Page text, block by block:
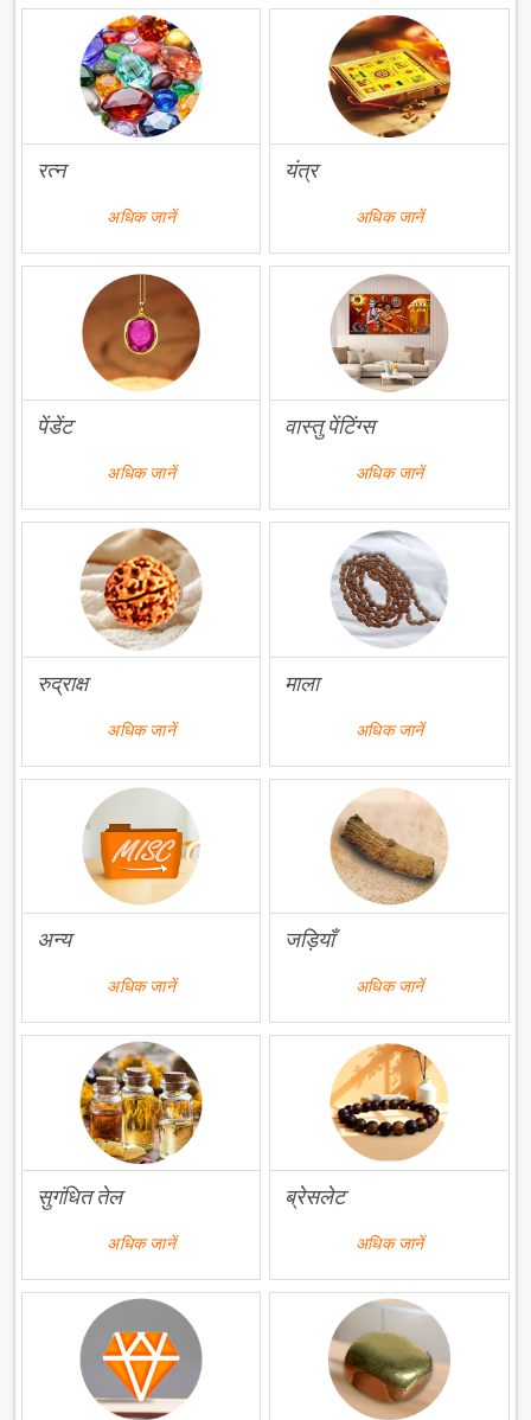
रत्न
अधिक जानें
यंत्र
अधिक जानें
पेंडेंट
अधिक जानें
वास्तु पेंटिंग्स
अधिक जानें
रुद्राक्ष
अधिक जानें
माला
अधिक जानें
अन्य
अधिक जानें
जड़ियाँ
अधिक जानें
सुगंधित तेल
अधिक जानें
ब्रेसलेट
अधिक जानें